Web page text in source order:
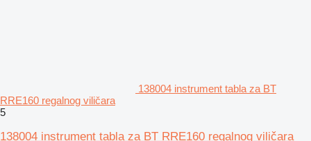
138004 instrument tabla za BT
RRE160 regalnog viličara
5
138004 instrument tabla za BT RRE160 regalnog viličara